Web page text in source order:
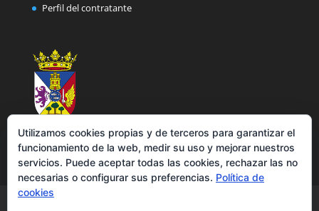
Perfil del contratante
Utilizamos cookies propias y de terceros para garantizar el
funcionamiento de la web, medir su uso y mejorar nuestros
servicios. Puede aceptar todas las cookies, rechazar las no
necesarias o configurar sus preferencias. Política de
cookies